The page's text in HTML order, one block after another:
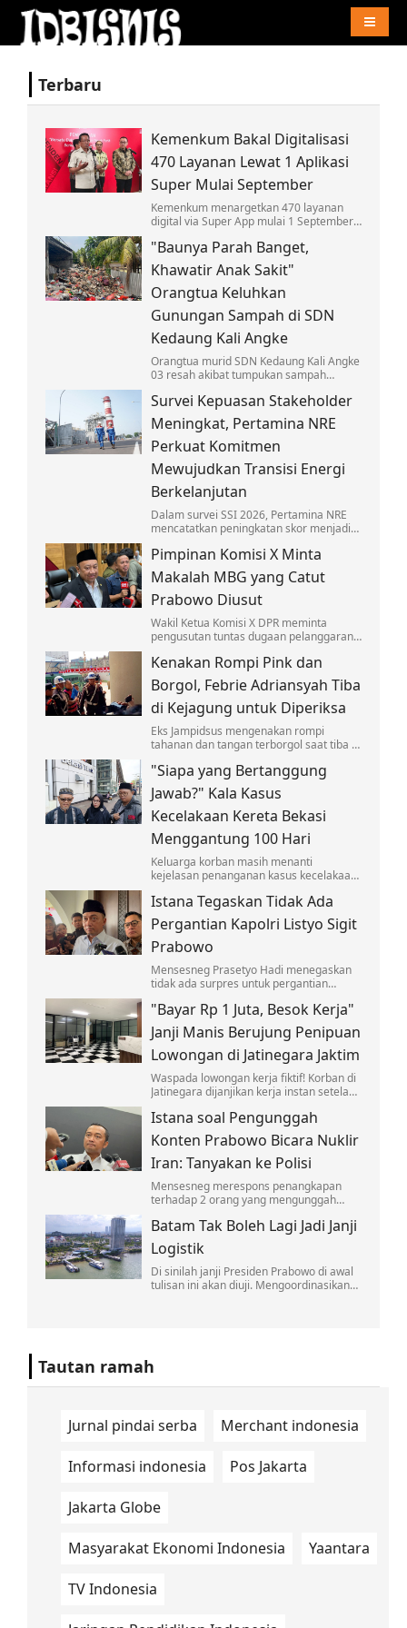
Terbaru
Kemenkum Bakal Digitalisasi
470 Layanan Lewat 1 Aplikasi
Super Mulai September
Kemenkum menargetkan 470 layanan
digital via Super App mulai 1 September,
Prabowo dan mudahkan akses
masyarakat.
"Baunya Parah Banget,
Khawatir Anak Sakit"
Orangtua Keluhkan
Gunungan Sampah di SDN
Kedaung Kali Angke
Orangtua murid SDN Kedaung Kali Angke
03 resah akibat tumpukan sampah
menyengat dan ancaman penyakit hantui
anak-anak.
Survei Kepuasan Stakeholder
Meningkat, Pertamina NRE
Perkuat Komitmen
Mewujudkan Transisi Energi
Berkelanjutan
Dalam survei SSI 2026, Pertamina NRE
mencatatkan peningkatan skor menjadi
kategori Baik.
Pimpinan Komisi X Minta
Makalah MBG yang Catut
Prabowo Diusut
Wakil Ketua Komisi X DPR meminta
pengusutan tuntas dugaan pelanggaran
Gratis' untuk Nobel yang catut nama
Prabowo.
Kenakan Rompi Pink dan
Borgol, Febrie Adriansyah Tiba
di Kejagung untuk Diperiksa
Eks Jampidsus mengenakan rompi
tahanan dan tangan terborgol saat tiba di
tersangka kasus TPPU.
"Siapa yang Bertanggung
Jawab?" Kala Kasus
Kecelakaan Kereta Bekasi
Menggantung 100 Hari
Keluarga korban masih menanti
kejelasan penanganan kasus kecelakaan
dan KRL di Stasiun Bekasi Timur.
Istana Tegaskan Tidak Ada
Pergantian Kapolri Listyo Sigit
Prabowo
Mensesneg Prasetyo Hadi menegaskan
tidak ada surpres untuk pergantian
"Bayar Rp 1 Juta, Besok Kerja"
Janji Manis Berujung Penipuan
Lowongan di Jatinegara Jaktim
Waspada lowongan kerja fiktif! Korban di
Jatinegara dijanjikan kerja instan setelah
berujung penipuan yang viral di medsos.
Istana soal Pengunggah
Konten Prabowo Bicara Nuklir
Iran: Tanyakan ke Polisi
Mensesneg merespons penangkapan
terhadap 2 orang yang mengunggah
soal nuklir Iran disertai komentar
provokatif.
Batam Tak Boleh Lagi Jadi Janji
Logistik
Di sinilah janji Presiden Prabowo di awal
tulisan ini akan diuji. Mengoordinasikan
Tautan ramah
Jurnal pindai serba Merchant indonesia
Informasi indonesia Pos Jakarta
Jakarta Globe
Masyarakat Ekonomi Indonesia Yaantara
TV Indonesia